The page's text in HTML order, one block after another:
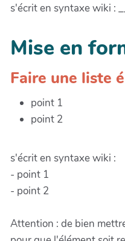
s'écrit en syntaxe wiki :
Mise en
Faire une liste
point 1
point 2
s'écrit en syntaxe wiki :
- point 1
- point 2
Attention : de bien